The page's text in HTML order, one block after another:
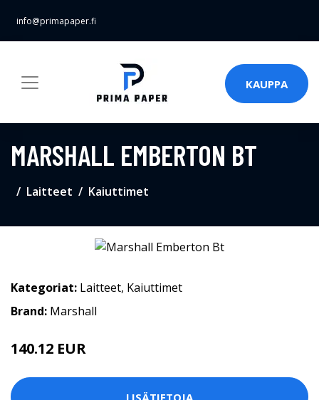
info@primapaper.fi
KAUPPA
MARSHALL EMBERTON BT
Laitteet Kaiuttimet
Kategoriat: Laitteet, Kaiuttimet
Brand: Marshall
140.12 EUR
LISÄTIETOJA